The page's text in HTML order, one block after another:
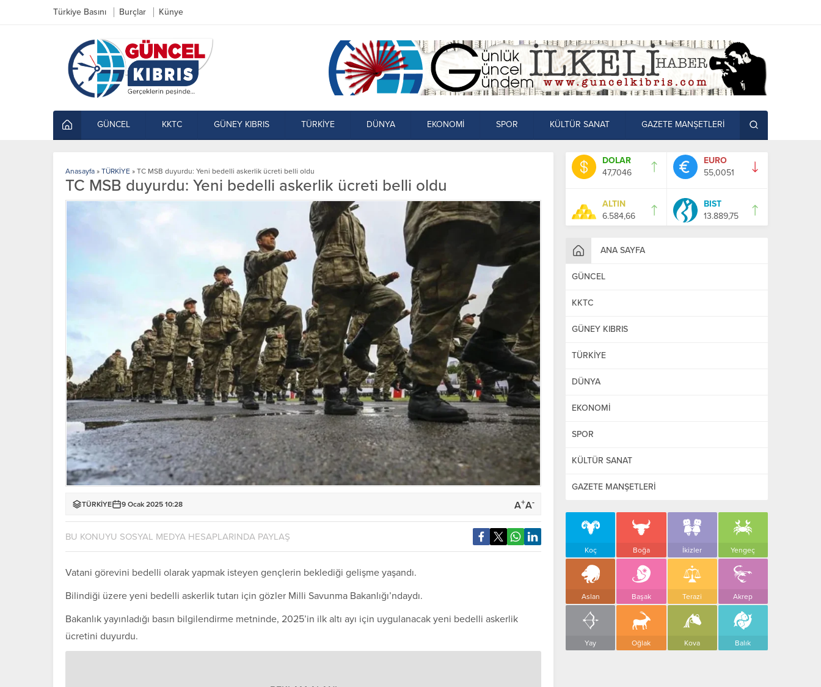
Türkiye Basını Burçlar Künye
GÜNCEL KKTC GÜNEY KIBRIS TÜRKİYE DÜNYA EKONOMİ SPOR KÜLTÜR SANAT GAZETE MANŞETLERİ
DOLAR
47,7046
EURO
55,0051
ALTIN
6.584,66
BIST
13.889,75
ANA SAYFA
GÜNCEL
KKTC
GÜNEY KIBRIS
TÜRKİYE
DÜNYA
EKONOMİ
SPOR
KÜLTÜR SANAT
GAZETE MANŞETLERİ
Koç Boğa İkizler Yengeç
Aslan Başak Terazi Akrep
Yay Oğlak Kova Balık
Anasayfa » TÜRKİYE » TC MSB duyurdu: Yeni bedelli askerlik ücreti belli oldu
TC MSB duyurdu: Yeni bedelli askerlik ücreti belli oldu
TÜRKİYE 9 Ocak 2025 10:28 A+A-
BU KONUYU SOSYAL MEDYA HESAPLARINDA PAYLAŞ
Vatani görevini bedelli olarak yapmak isteyen gençlerin beklediği gelişme yaşandı.
Bilindiği üzere yeni bedelli askerlik tutarı için gözler Milli Savunma Bakanlığı’ndaydı.
Bakanlık yayınladığı basın bilgilendirme metninde, 2025’in ilk altı ayı için uygulanacak yeni bedelli askerlik
ücretini duyurdu.